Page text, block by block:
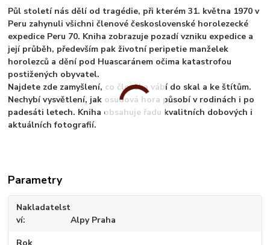
Půl století nás dělí od tragédie, při kterém 31. května 1970 v
Peru zahynuli všichni členové československé horolezecké
expedice Peru 70. Kniha zobrazuje pozadí vzniku expedice a
její průběh, především pak životní peripetie manželek
horolezců a dění pod Huascaránem očima katastrofou
postižených obyvatel.
Najdete zde zamyšlení, co člověka vábí do skal a ke štítům.
Nechybí vysvětlení, jak osudová hora působí v rodinách i po
padesáti letech. Kniha obsahuje řadu kvalitních dobových i
aktuálních fotografií.
Parametry
Nakladatelst
ví
Alpy Praha